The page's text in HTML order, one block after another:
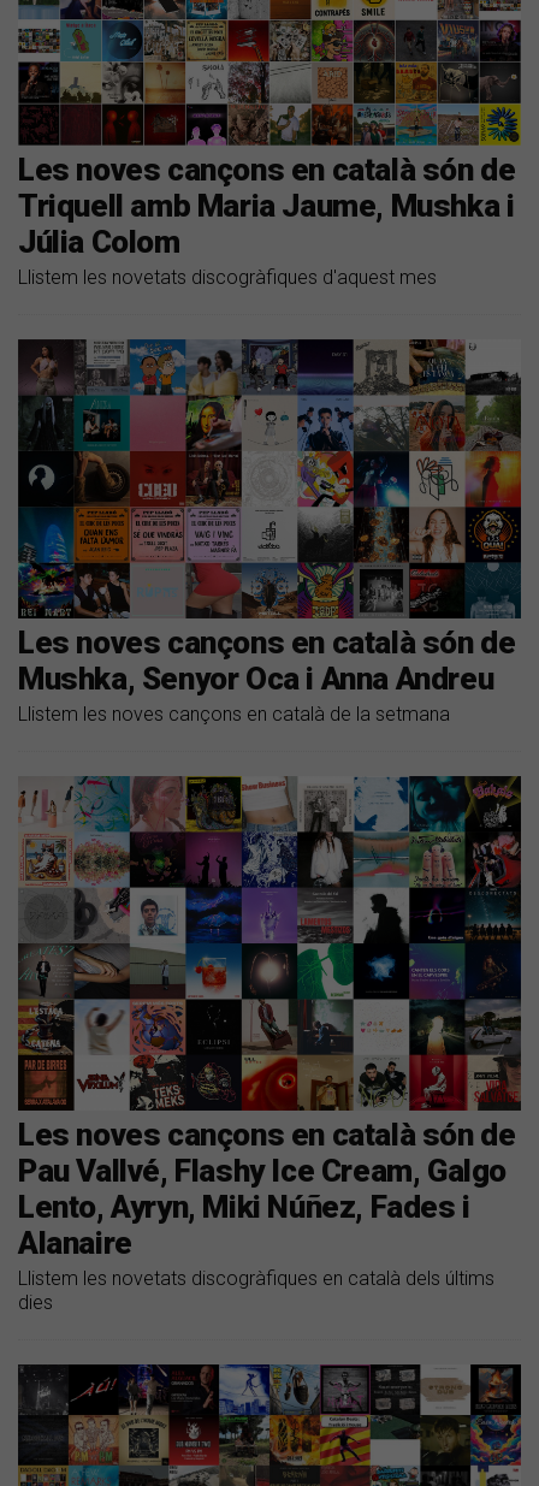
Les noves cançons en català són de
Triquell amb Maria Jaume, Mushka i
Júlia Colom
Llistem les novetats discogràfiques d'aquest mes
Les noves cançons en català són de
Mushka, Senyor Oca i Anna Andreu
Llistem les noves cançons en català de la setmana
Les noves cançons en català són de
Pau Vallvé, Flashy Ice Cream, Galgo
Lento, Ayryn, Miki Núñez, Fades i
Alanaire
Llistem les novetats discogràfiques en català dels últims
dies